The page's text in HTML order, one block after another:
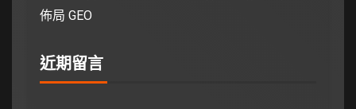
佈局 GEO
近期留言